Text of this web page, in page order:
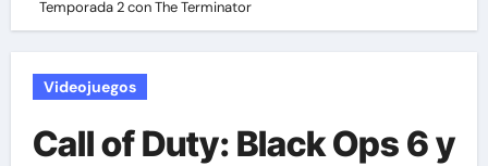
Temporada 2 con The Terminator
Videojuegos
Call of Duty: Black Ops 6 y